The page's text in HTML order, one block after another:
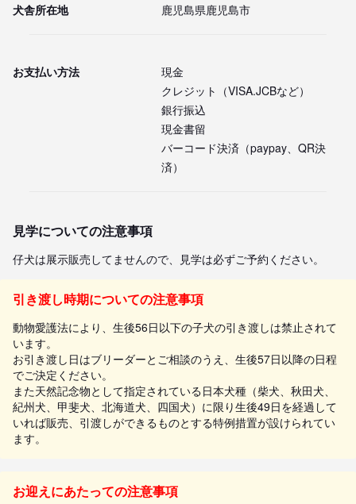
犬舎所在地 鹿児島県鹿児島市
お支払い方法
現金
クレジット（VISA.JCBなど）
銀行振込
現金書留
バーコード決済（paypay、QR決
済）
見学についての注意事項
仔犬は展示販売してませんので、見学は必ずご予約ください。
引き渡し時期についての注意事項
動物愛護法により、生後56日以下の子犬の引き渡しは禁止されて
います。
お引き渡し日はブリーダーとご相談のうえ、生後57日以降の日程
でご決定ください。
また天然記念物として指定されている日本犬種（柴犬、秋田犬、
紀州犬、甲斐犬、北海道犬、四国犬）に限り生後49日を経過して
いれば販売、引渡しができるものとする特例措置が設けられてい
ます。
お迎えにあたっての注意事項